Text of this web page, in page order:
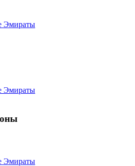
Эмираты
Эмираты
Эмираты